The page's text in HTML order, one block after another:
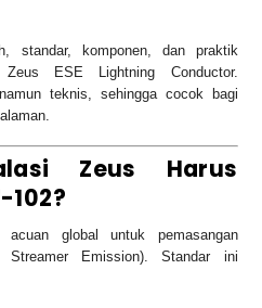
standar, komponen, dan praktik
ESE Lightning Conductor.
teknis, sehingga cocok bagi
Zeus Harus
102?
acuan global untuk pemasangan
Emission). Standar ini